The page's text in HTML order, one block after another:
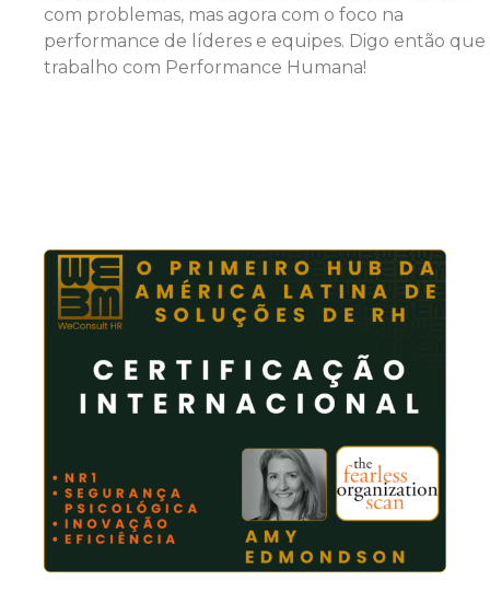
com problemas, mas agora com o foco na
performance de líderes e equipes. Digo então que
trabalho com Performance Humana!